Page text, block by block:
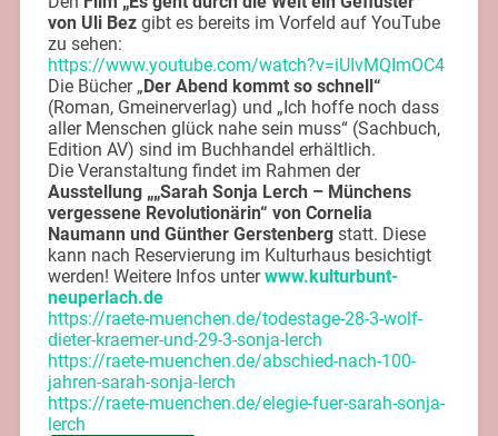
von Uli Bezgibt es bereits im Vorfeld auf YouTube
zu sehen:
https://www.youtube.com/watch?v=iUIvMQImOC4
Die Bücher „Der Abend kommt so schnell“
(Roman, Gmeinerverlag) und „Ich hoffe noch dass
aller Menschen glück nahe sein muss“ (Sachbuch,
Edition AV) sind im Buchhandel erhältlich.
Die Veranstaltung findet im Rahmen der
Ausstellung „„Sarah Sonja Lerch – Münchens
vergessene Revolutionärin“ von Cornelia
Naumann und Günther Gerstenbergstatt. Diese
kann nach Reservierung im Kulturhaus besichtigt
werden! Weitere Infos unterwww.kulturbunt-
neuperlach.de
https://raete-muenchen.de/todestage-28-3-wolf-
dieter-kraemer-und-29-3-sonja-lerch
https://raete-muenchen.de/abschied-nach-100-
jahren-sarah-sonja-lerch
https://raete-muenchen.de/elegie-fuer-sarah-sonja-
lerch